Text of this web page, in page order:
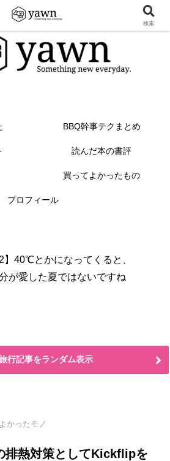
BBQ幹事テクまとめ
読んだ本の書評
買ってよかったもの
プロフィール
】40℃とかになってくると、
が愛した夏ではないですね
行記事をランダム表示
かったモノ
排熱対策としてKickflipを
検索